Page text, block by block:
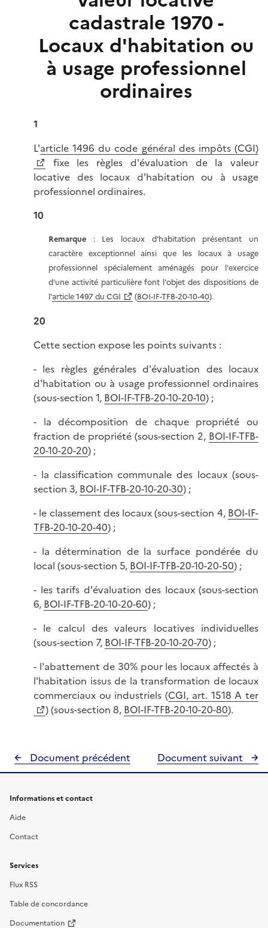
cadastrale 1970 -
Locaux d'habitation ou
à usage professionnel
ordinaires
1
L'article 1496 du code général des impôts (CGI)
fixe les règles d'évaluation de la valeur
locative des locaux d'habitation ou à usage
professionnel ordinaires.
10
Remarque : Les locaux d'habitation présentant un
caractère exceptionnel ainsi que les locaux à usage
professionnel spécialement aménagés pour l'exercice
d'une activité particulière font l'objet des dispositions de
l'article 1497 du CGI (BOI-IF-TFB-20-10-40).
20
Cette section expose les points suivants :
- les règles générales d'évaluation des locaux
d'habitation ou à usage professionnel ordinaires
(sous-section 1, BOI-IF-TFB-20-10-20-10) ;
- la décomposition de chaque propriété ou
fraction de propriété (sous-section 2, BOI-IF-TFB-
20-10-20-20) ;
- la classification communale des locaux (sous-
section 3, BOI-IF-TFB-20-10-20-30) ;
- le classement des locaux (sous-section 4, BOI-IF-
TFB-20-10-20-40) ;
- la détermination de la surface pondérée du
local (sous-section 5, BOI-IF-TFB-20-10-20-50) ;
- les tarifs d'évaluation des locaux (sous-section
6, BOI-IF-TFB-20-10-20-60) ;
- le calcul des valeurs locatives individuelles
(sous-section 7, BOI-IF-TFB-20-10-20-70) ;
- l'abattement de 30% pour les locaux affectés à
l'habitation issus de la transformation de locaux
commerciaux ou industriels (CGI, art. 1518 A ter
) (sous-section 8, BOI-IF-TFB-20-10-20-80).
Document précédent Document suivant
Informations et contact
Aide
Contact
Services
Flux RSS
Table de concordance
Documentation